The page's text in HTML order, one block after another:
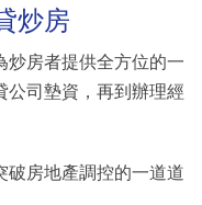
炒房
炒房者提供全方位的一
公司墊資，再到辦理經
破房地產調控的一道道